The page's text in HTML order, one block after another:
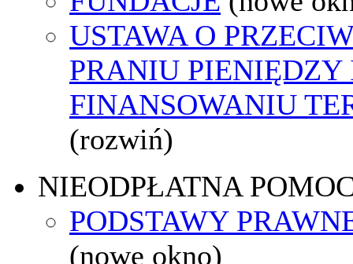
USTAWA O
PRANIU PIENIĘDZY
FINANSOWANIU
(rozwiń)
NIEODPŁATNA
PODSTAWY
(nowe okno)